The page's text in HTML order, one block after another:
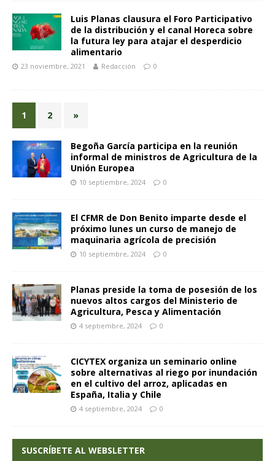
Luis Planas clausura el Foro Participativo
de la distribución y el canal Horeca sobre
la futura ley para atajar el desperdicio
alimentario
23 noviembre, 2021 Redacción 0
1 2 »
Begoña García participa en la reunión
informal de ministros de Agricultura de la
Unión Europea
10 septiembre, 2024 0
El CFMR de Don Benito imparte desde el
próximo lunes un curso de manejo de
maquinaria agrícola de precisión
10 septiembre, 2024 0
Planas preside la toma de posesión de los
nuevos altos cargos del Ministerio de
Agricultura, Pesca y Alimentación
4 septiembre, 2024 0
CICYTEX organiza un seminario online
sobre alternativas al riego por inundación
en el cultivo del arroz, aplicadas en
España, Italia y Chile
4 septiembre, 2024 0
SUSCRÍBETE AL WEBSLETTER